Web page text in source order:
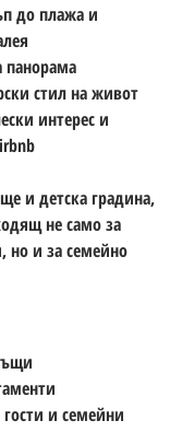
до плажа и
панорама
стил на живот
интерес и
и детска градина,
не само за
но и за семейно
и семейни